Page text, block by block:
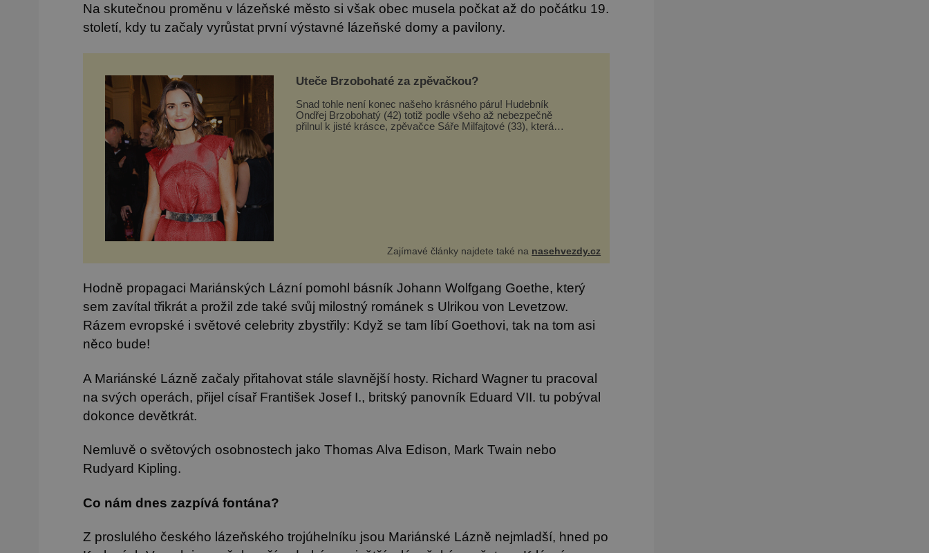
Na skutečnou proměnu v lázeňské město si však obec musela počkat až do počátku 19.
století, kdy tu začaly vyrůstat první výstavné lázeňské domy a pavilony.
Uteče Brzobohaté za zpěvačkou?
Snad tohle není konec našeho krásného páru! Hudebník
Ondřej Brzobohatý (42) totiž podle všeho až nebezpečně
přilnul k jisté krásce, zpěvačce Sáře Milfajtové (33), která
Zajímavé články najdete také na nasehvezdy.cz
Hodně propagaci Mariánských Lázní pomohl básník Johann Wolfgang Goethe, který
sem zavítal třikrát a prožil zde také svůj milostný románek s Ulrikou von Levetzow.
Rázem evropské i světové celebrity zbystřily: Když se tam líbí Goethovi, tak na tom asi
něco bude!
A Mariánské Lázně začaly přitahovat stále slavnější hosty. Richard Wagner tu pracoval
na svých operách, přijel císař František Josef I., britský panovník Eduard VII. tu pobýval
dokonce devětkrát.
Nemluvě o světových osobnostech jako Thomas Alva Edison, Mark Twain nebo
Rudyard Kipling.
Co nám dnes zazpívá fontána?
Z proslulého českého lázeňského trojúhelníku jsou Mariánské Lázně nejmladší, hned po